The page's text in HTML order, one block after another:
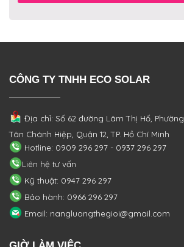
CÔNG TY TNHH ECO SOLAR
Địa chỉ: Số 62 đường Lâm Thị Hố, Phường
Tân Chánh Hiệp, Quận 12, TP. Hồ Chí Minh
Hotline: 0909 296 297 - 0937 296 297
Liên hệ tư vấn
Kỹ thuật: 0947 296 297
Bảo hành: 0966 296 297
Email: nangluongthegioi@gmail.com